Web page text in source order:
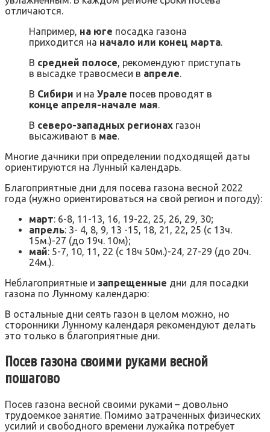
отличаются.
Например, на юге посадка газона
приходится на начало или конец марта.
В средней полосе, рекомендуют приступать
в высадке травосмеси в апреле.
В Сибири и на Урале посев проводят в
конце апреля-начале мая.
В северо-западных регионах газон
высаживают в мае.
Многие дачники при определении подходящей даты
ориентируются на Лунный календарь.
Благоприятные дни для посева газона весной 2022
года (нужно ориентироваться на свой регион и погоду):
март: 6-8, 11-13, 16, 19-22, 25, 26, 29, 30;
апрель: 3- 4, 8, 9, 13 -15, 18, 21, 22, 25 (с 13ч.
15м.)-27 (до 19ч. 10м);
май: 5-7, 10, 11, 22 (с 18ч 50м.)-24, 27-29 (до 20ч.
24м.).
Неблагоприятные и запрещенные дни для посадки
газона по Лунному календарю:
В остальные дни сеять газон в целом можно, но
сторонники Лунному календаря рекомендуют делать
это только в благоприятные дни.
Посев газона своими руками весной
пошагово
Посев газона весной своими руками – довольно
трудоемкое занятие. Помимо затраченных физических
усилий и свободного времени лужайка потребует